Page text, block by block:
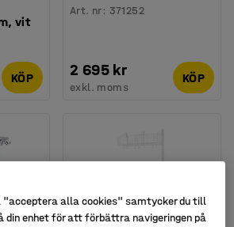
vit
KÖP
Art. nr: 371252
2 695 kr
exkl. moms
KÖP
"acceptera alla cookies" samtycker du till
din enhet för att förbättra navigeringen på